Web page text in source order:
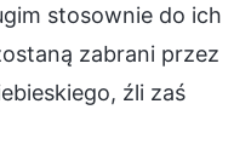
stosownie do ich
zabrani przez
źli zaś